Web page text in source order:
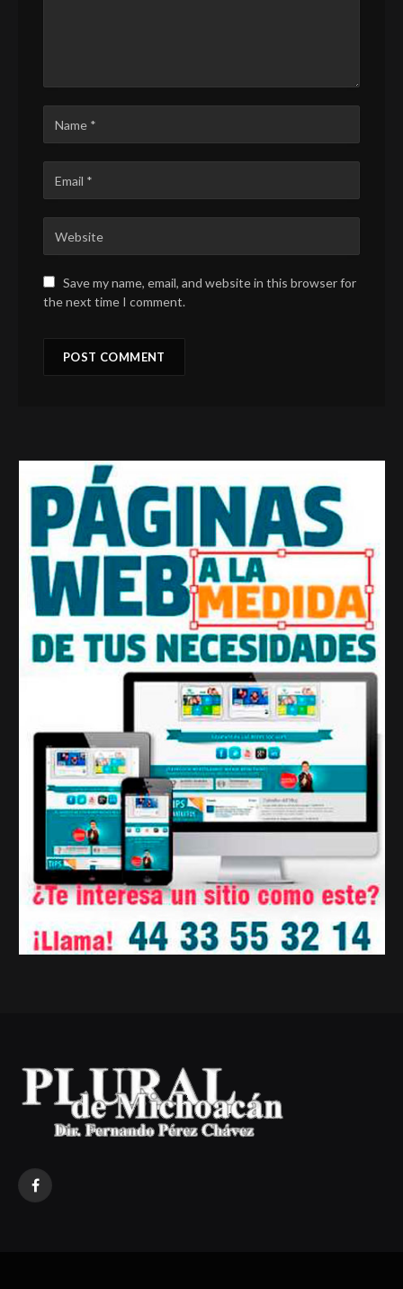
Save my name, email, and website in this browser for
the next time I comment.
Facebook